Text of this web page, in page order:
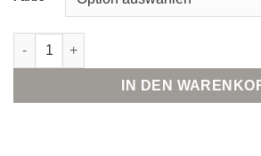
FOX'S SEDEBIA KLEID Menge
IN DEN